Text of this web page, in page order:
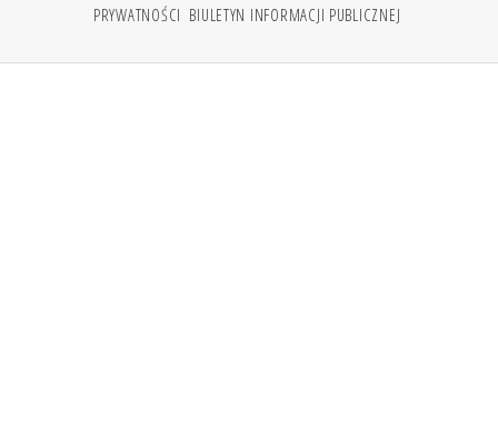
PRYWATNOŚCI BIULETYN INFORMACJI PUBLICZNEJ